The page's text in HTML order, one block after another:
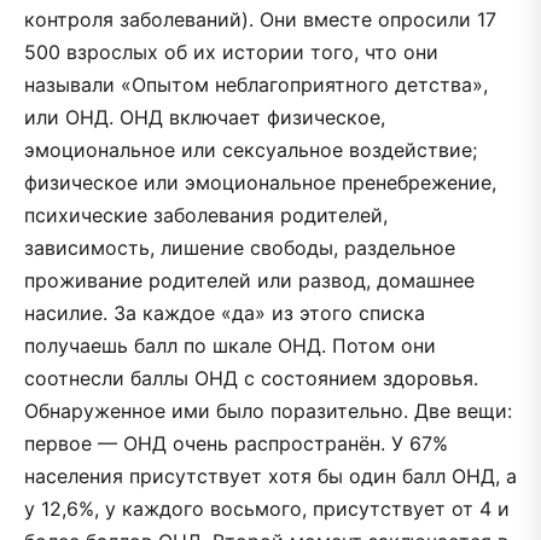
контроля заболеваний). Они вместе опросили 17
500 взрослых об их истории того, что они
называли «Опытом неблагоприятного детства»,
или ОНД. ОНД включает физическое,
эмоциональное или сексуальное воздействие;
физическое или эмоциональное пренебрежение,
психические заболевания родителей,
зависимость, лишение свободы, раздельное
проживание родителей или развод, домашнее
насилие. За каждое «да» из этого списка
получаешь балл по шкале ОНД. Потом они
соотнесли баллы ОНД с состоянием здоровья.
Обнаруженное ими было поразительно. Две вещи:
первое — ОНД очень распространён. У 67%
населения присутствует хотя бы один балл ОНД, а
у 12,6%, у каждого восьмого, присутствует от 4 и